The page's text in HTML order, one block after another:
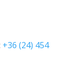
+36 (24) 454